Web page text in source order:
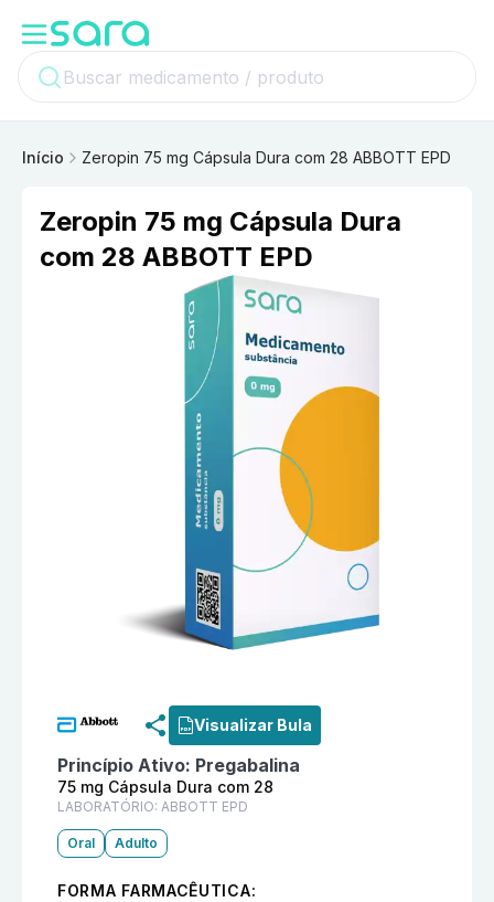
Início Zeropin 75 mg Cápsula Dura com 28 ABBOTT EPD
Zeropin 75 mg Cápsula Dura
com 28 ABBOTT EPD
Visualizar Bula
Princípio Ativo: Pregabalina
75 mg Cápsula Dura com 28
LABORATÓRIO: ABBOTT EPD
Oral Adulto
FORMA FARMACÊUTICA: